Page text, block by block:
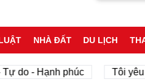
NHÀ ĐẤT DU LỊCH
- Hạnh phúc Tôi yêu Tổ